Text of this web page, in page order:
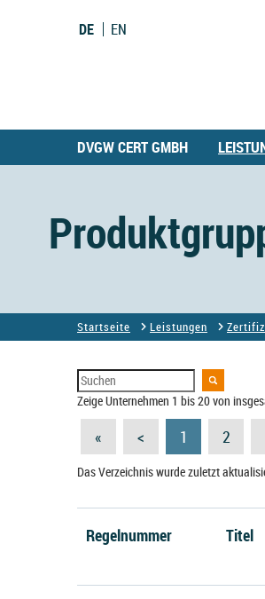
DE EN
DVGW CERT GMBH
Startseite Leistungen
Zeige Unternehmen 1 bis 20 von
« < 1 2
Das Verzeichnis wurde zuletzt
Regelnummer Titel